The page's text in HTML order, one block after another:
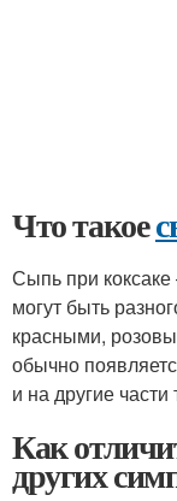
Что такое
Сыпь при
могут быть
красными,
обычно
и на другие части
Как
других